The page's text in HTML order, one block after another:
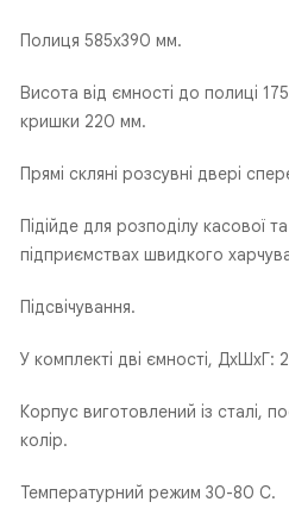
Полиця 585х390 мм.
Висота від ємності до полиці
кришки 220 мм.
Прямі скляні розсувні двері
Підійде для розподілу касової
підприємствах швидкого
Підсвічування.
У комплекті дві ємності, ДхШхГ:
Корпус виготовлений із сталі,
колір.
Температурний режим 30-80 С.